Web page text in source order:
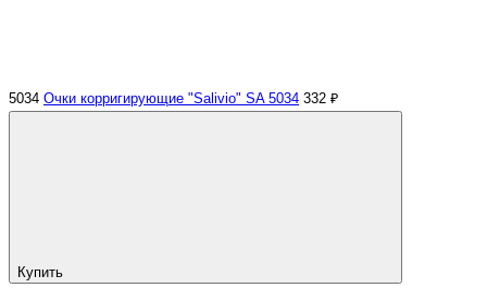
5034 Очки корригирующие "Salivio" SA 5034 332 ₽
Купить